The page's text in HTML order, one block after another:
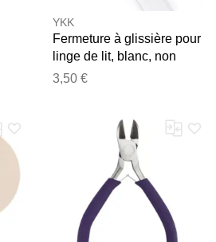
YKK
Fermeture à glissière pour
linge de lit, blanc, non
séparable
3,50 €